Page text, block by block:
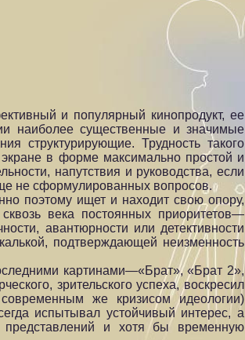
и популярный кинопродукт, ее
наиболее существенные и значимые
структурирующие. Трудность такого
экране в форме максимально простой и
напутствия и руководства, если
не сформулированных вопросов.
поэтому ищет и находит свою опору,
века постоянных приоритетов—
авантюрности или детективности
подтверждающей неизменность
картинами—«Брат», «Брат 2»,
зрительского успеха, воскресил
же кризисом идеологии)
испытывал устойчивый интерес, а
представлений и хотя бы временную